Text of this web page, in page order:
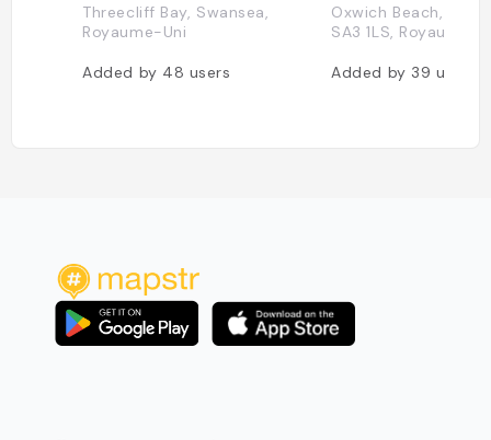
Threecliff Bay, Swansea,
Royaume-Uni
Added by 48 users
Oxwich Beach,
SA3 1LS, Royaume-
Added by 39 users